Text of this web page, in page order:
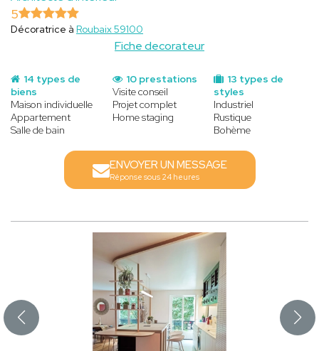
Fiche decorateur
5
Décoratrice à Roubaix 59100
14 types de
biens
Maison individuelle
Appartement
Salle de bain
13 types de
styles
Industriel
Rustique
Bohème
10 prestations
Visite conseil
Projet complet
Home staging
ENVOYER UN MESSAGE
Réponse sous 24 heures